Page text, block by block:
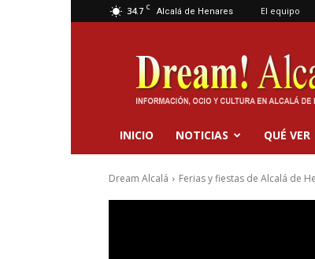
34.7 C Alcalá de Henares El equipo
Dream
Alcalá
INICIO NOTICIAS QUÉ VER
Dream Alcalá Ferias y fiestas de Alcalá de